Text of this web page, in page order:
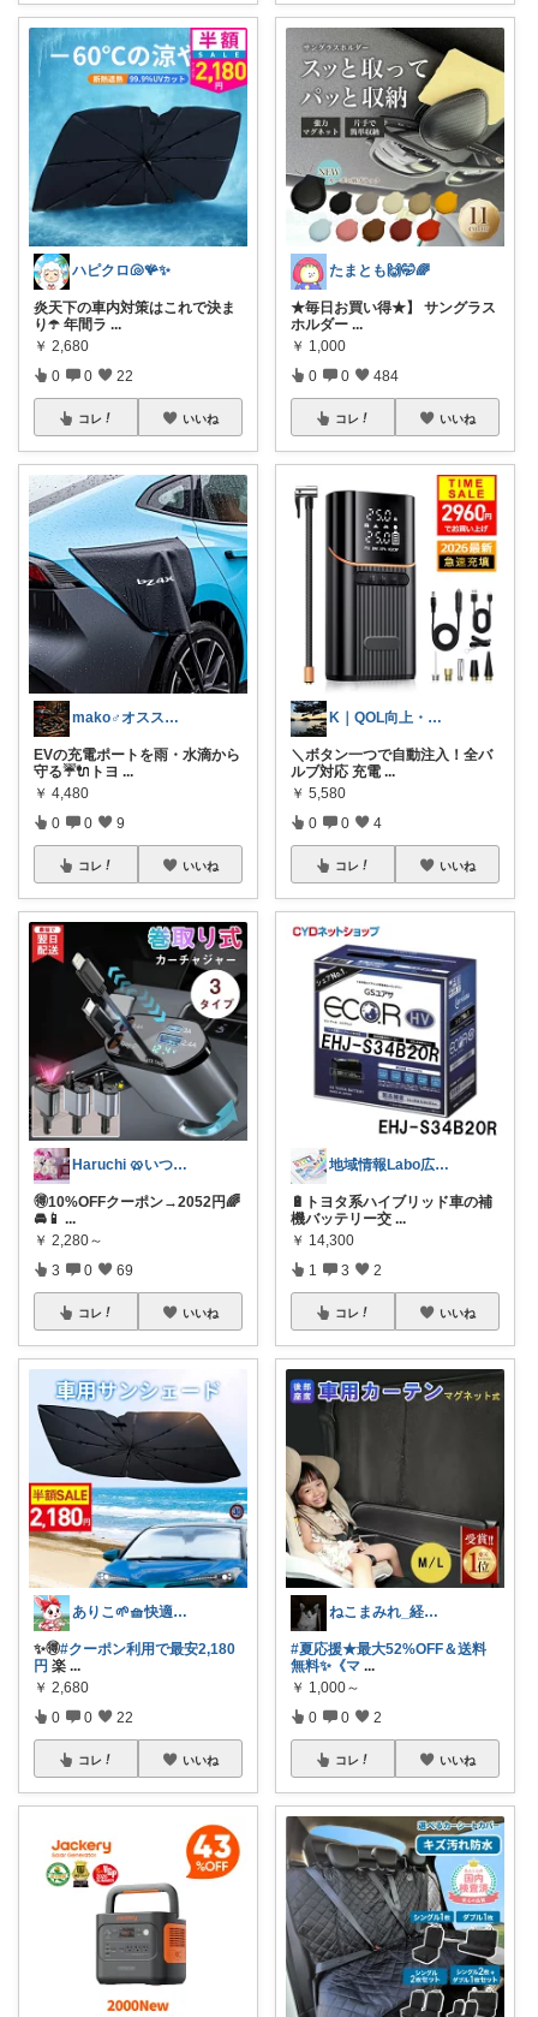
ハピクロ🐚🪸✨
炎天下の車内対策はこれで決ま
り☂️ 年間ラ ...
￥ 2,680
0 0 22
コレ いいね
mako♂オススメ車バイク用品紹介
EVの充電ポートを雨・水滴から
守る☔🔌トヨ ...
￥ 4,480
0 0 9
コレ いいね
Haruchi 🥨いつもありがとう🌸
🉐10%OFFクーポン→2052円🌈
🚘📱 ...
￥ 2,280～
3 0 69
コレ いいね
ありこ🌱🧺快適な暮らし雑貨🌻
✨️🉐#クーポン利用で最安2,180
円 楽 ...
￥ 2,680
0 0 22
コレ いいね
たまとも🙌🤭🌈
★毎日お買い得★】 サングラス
ホルダー ...
￥ 1,000
0 0 484
コレ いいね
K｜QOL向上・良品選定室
＼ボタン一つで自動注入！全バ
ルブ対応 充電 ...
￥ 5,580
0 0 4
コレ いいね
地域情報Labo広告代理店
🔋トヨタ系ハイブリッド車の補
機バッテリー交 ...
￥ 14,300
1 3 2
コレ いいね
ねこまみれ_経由感謝致します🐈
#夏応援★最大52%OFF＆送料
無料✨《マ ...
￥ 1,000～
0 0 2
コレ いいね